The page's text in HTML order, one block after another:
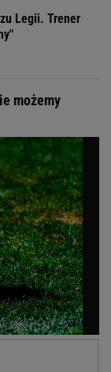
Legii. Trener
możemy